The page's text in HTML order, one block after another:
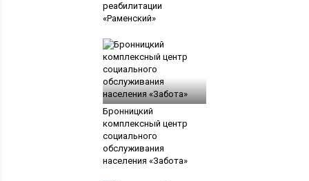
реабилитации
«Раменский»
Бронницкий
комплексный центр
социального
обслуживания
населения «Забота»